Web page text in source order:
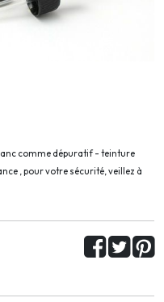
comme dépuratif - teinture
, pour votre sécurité, veillez à